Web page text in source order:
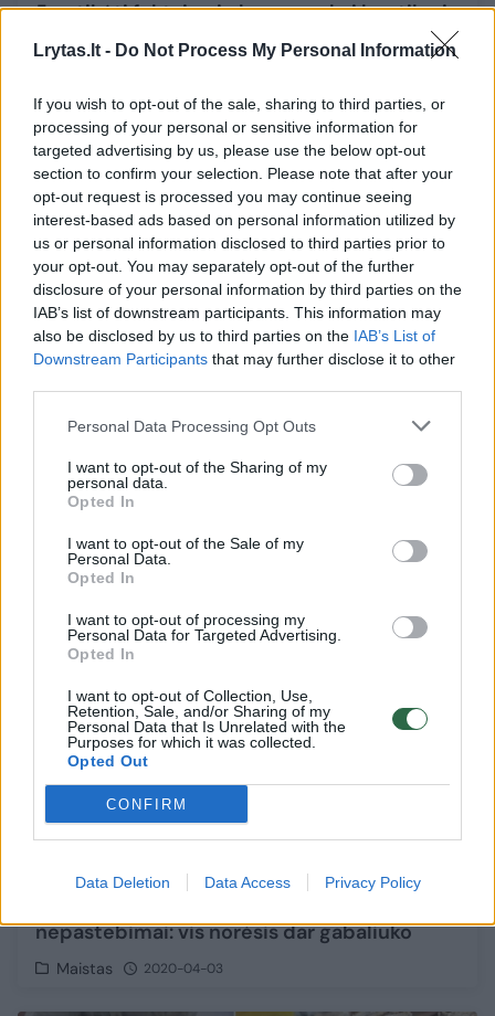
Lrytas.lt - Do Not Process My Personal Information
If you wish to opt-out of the sale, sharing to third parties, or
processing of your personal or sensitive information for
targeted advertising by us, please use the below opt-out
section to confirm your selection. Please note that after your
opt-out request is processed you may continue seeing
interest-based ads based on personal information utilized by
us or personal information disclosed to third parties prior to
your opt-out. You may separately opt-out of the further
disclosure of your personal information by third parties on the
IAB’s list of downstream participants. This information may
also be disclosed by us to third parties on the IAB’s List of
Downstream Participants that may further disclose it to other
Personal Data Processing Opt Outs
I want to opt-out of the Sharing of my
personal data.
Opted In
I want to opt-out of the Sale of my
Personal Data.
Opted In
I want to opt-out of processing my
Personal Data for Targeted Advertising.
Opted In
I want to opt-out of Collection, Use,
Retention, Sale, and/or Sharing of my
Personal Data that Is Unrelated with the
Purposes for which it was collected.
Opted Out
CONFIRM
Data Deletion Data Access Privacy Policy
5 netikėti faktai apie bananus: kai kas tikrai
nustebins
Receptas
paprasta ir greita
Maistas
nepastebimai: vis norėsis dar gabaliuko
Maistas 2020-04-03